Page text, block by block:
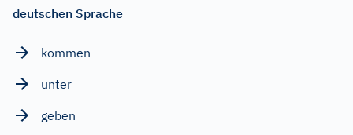
deutschen Sprache
kommen
unter
geben